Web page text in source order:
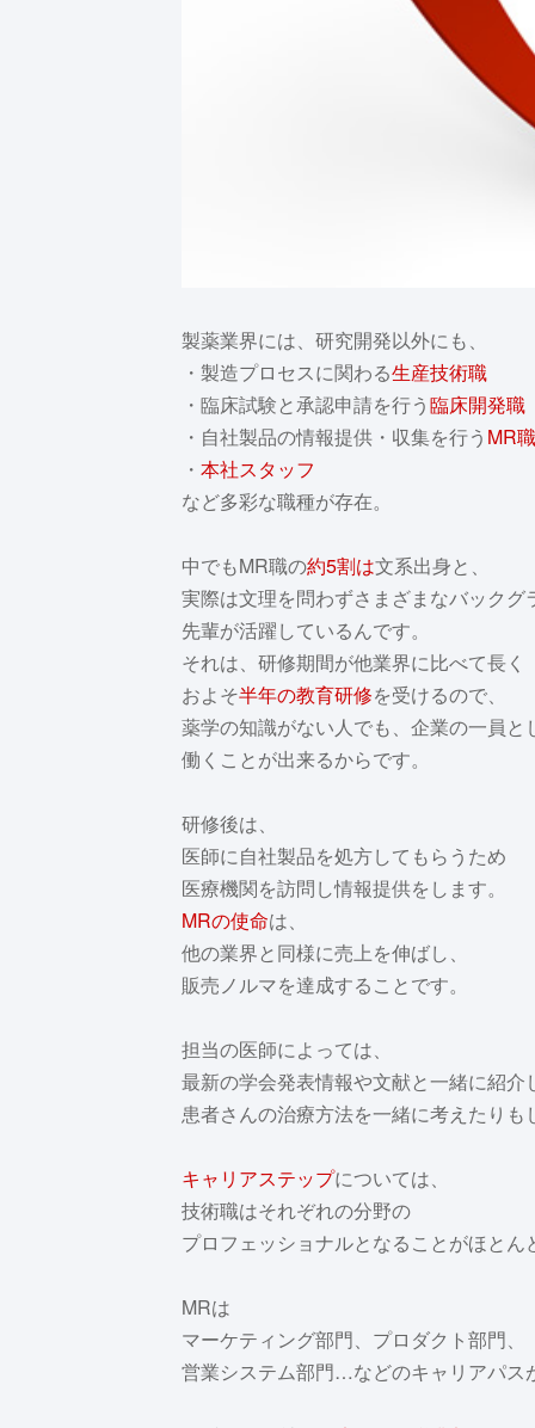
製薬業界には、研究開発以外にも、
・製造プロセスに関わる生産技術職
・臨床試験と承認申請を行う臨床開発職
・自社製品の情報提供・収集を行う MR職
・ 本社スタッフ
など多彩な職種が存在。
中でもMR職の約5割は文系出身と、
実際は文理を問わずさまざまなバックグ
先輩が活躍しているんです。
それは、研修期間が他業界に比べて長く
およそ半年の教育研修を受けるので、
薬学の知識がない人でも、企業の一員と
働くことが出来るからです。
研修後は、
医師に自社製品を処方してもらうため
医療機関を訪問し情報提供をします。
MRの使命は、
他の業界と同様に売上を伸ばし、
販売ノルマを達成することです。
担当の医師によっては、
最新の学会発表情報や文献と一緒に紹介
患者さんの治療方法を一緒に考えたりも
キャリアステップについては、
技術職はそれぞれの分野の
プロフェッショナルとなることがほとん
MRは
マーケティング部門、プロダクト部門、
営業システム部門…などのキャリアパス